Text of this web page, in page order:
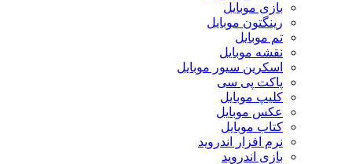
بازی موبایل
رینگتون موبایل
تم موبایل
نقشه موبایل
اسکرین سیور موبایل
پاکت پی سی
کلیپ موبایل
عکس موبایل
کتاب موبایل
نرم افزار اندروید
بازی اندروید